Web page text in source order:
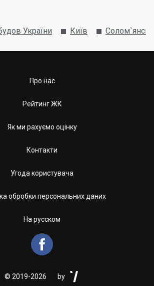
України Київ
Про нас
Рейтинг ЖК
Як ми рахуємо оцінку
Контакти
Угода користувача
обробки персональних даних
На русском

© 2019-2026 by 